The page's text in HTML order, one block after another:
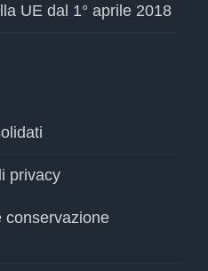
UE dal 1° aprile 2018
privacy
conservazione